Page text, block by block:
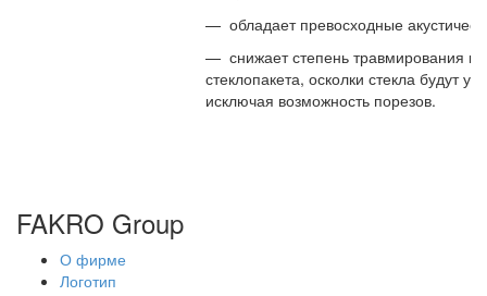
— обладает превосходные
— снижает степень травмирования в
стеклопакета, осколки стекла будут
исключая возможность порезов.
FAKRO Group
О фирме
Логотип